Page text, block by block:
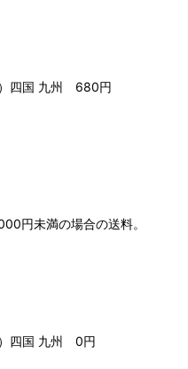
）四国 九州 680円
円未満の場合の送料。
）四国 九州 0円